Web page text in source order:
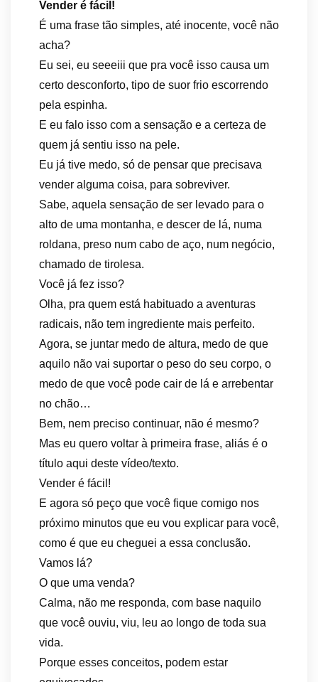
Vender é fácil!
É uma frase tão simples, até inocente, você não
acha?
Eu sei, eu seeeiii que pra você isso causa um
certo desconforto, tipo de suor frio escorrendo
pela espinha.
E eu falo isso com a sensação e a certeza de
quem já sentiu isso na pele.
Eu já tive medo, só de pensar que precisava
vender alguma coisa, para sobreviver.
Sabe, aquela sensação de ser levado para o
alto de uma montanha, e descer de lá, numa
roldana, preso num cabo de aço, num negócio,
chamado de tirolesa.
Você já fez isso?
Olha, pra quem está habituado a aventuras
radicais, não tem ingrediente mais perfeito.
Agora, se juntar medo de altura, medo de que
aquilo não vai suportar o peso do seu corpo, o
medo de que você pode cair de lá e arrebentar
no chão…
Bem, nem preciso continuar, não é mesmo?
Mas eu quero voltar à primeira frase, aliás é o
título aqui deste vídeo/texto.
Vender é fácil!
E agora só peço que você fique comigo nos
próximo minutos que eu vou explicar para você,
como é que eu cheguei a essa conclusão.
Vamos lá?
O que uma venda?
Calma, não me responda, com base naquilo
que você ouviu, viu, leu ao longo de toda sua
vida.
Porque esses conceitos, podem estar